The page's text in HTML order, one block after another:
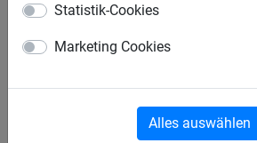
Statistik-Cookies
Marketing Cookies
Alles auswählen
PP-Kletternetz